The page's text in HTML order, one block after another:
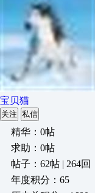
宝贝猫
关注 私信
精华：0帖
求助：0帖
帖子：62帖 | 264回
年度积分：65